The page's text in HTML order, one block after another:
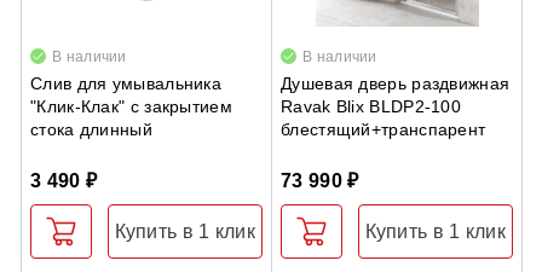
В наличии
Слив для умывальника
"Клик-Клак" с закрытием
стока длинный
3 490 ₽
Купить в 1 клик
В наличии
Душевая дверь раздвижная
Ravak Blix BLDP2-100
блестящий+транспарент
73 990 ₽
Купить в 1 клик